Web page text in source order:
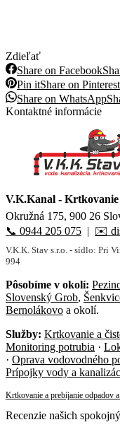
Zdieľať
Share on Facebook
Pin itShare on Pinterest
Share on WhatsApp
Kontaktné informácie
V.K.Kanal - Krtkovanie
Okružná 175, 900 26
📞 0944 205 075 | ✉️
V.K.K. Stav s.r.o. - sídlo: Pri
994
Pôsobíme v okolí:
Slovenský Grob,
Bernolákovo a okolí.
Služby: Krtkovanie a
Monitoring potrubia ·
· Oprava vodovodného
Prípojky vody a
Krtkovanie a prebíjanie odpadov
Recenzie našich